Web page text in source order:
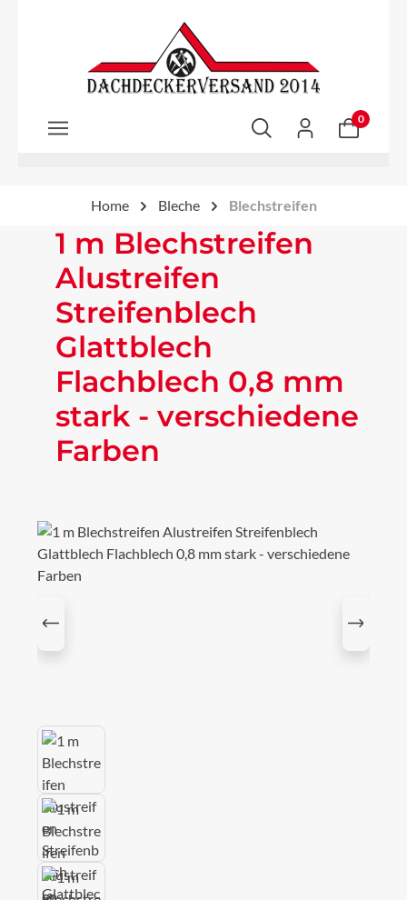
Zum Hauptinhalt springen
0
Home Bleche Blechstreifen
1 m Blechstreifen
Alustreifen
Streifenblech
Glattblech
Flachblech 0,8 mm
stark - verschiedene
Farben
Bildergalerie überspringen